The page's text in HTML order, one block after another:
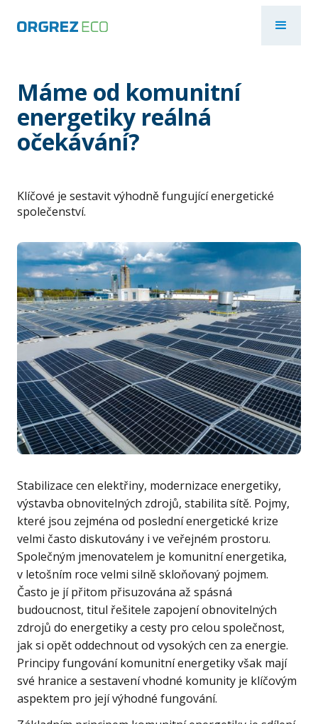
Máme od komunitní
energetiky reálná
očekávání?
Klíčové je sestavit výhodně fungující energetické
společenství.
Stabilizace cen elektřiny, modernizace energetiky,
výstavba obnovitelných zdrojů, stabilita sítě. Pojmy,
které jsou zejména od poslední energetické krize
velmi často diskutovány i ve veřejném prostoru.
Společným jmenovatelem je komunitní energetika,
v letošním roce velmi silně skloňovaný pojmem.
Často je jí přitom přisuzována až spásná
budoucnost, titul řešitele zapojení obnovitelných
zdrojů do energetiky a cesty pro celou společnost,
jak si opět oddechnout od vysokých cen za energie.
Principy fungování komunitní energetiky však mají
své hranice a sestavení vhodné komunity je klíčovým
aspektem pro její výhodné fungování.